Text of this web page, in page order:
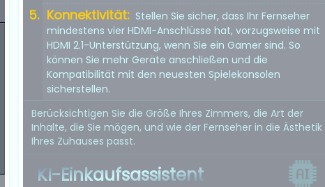
Konnektivität: Stellen Sie sicher, dass Ihr Fernseher
mindestens vier HDMI-Anschlüsse hat, vorzugsweise mit
HDMI 2.1-Unterstützung, wenn Sie ein Gamer sind. So
können Sie mehr Geräte anschließen und die
Kompatibilität mit den neuesten Spielekonsolen
sicherstellen.
Berücksichtigen Sie die Größe Ihres Zimmers, die Art der
Inhalte, die Sie mögen, und wie der Fernseher in die Ästhetik
Ihres Zuhauses passt.
KI-Einkaufsassistent